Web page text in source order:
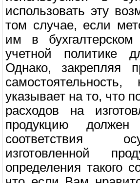
использовать эту
том случае, если
им в
учетной политике
Однако, закрепляя
самостоятельность,
указывает на то, что
расходов на
продукцию
соответствия
изготовленной
определения такого